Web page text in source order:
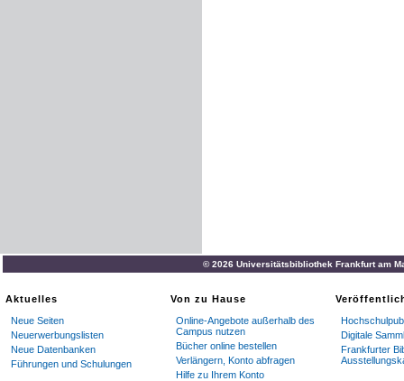
© 2026 Universitätsbibliothek Frankfurt am
Aktuelles
Neue Seiten
Neuerwerbungslisten
Neue Datenbanken
Führungen und Schulungen
Von zu Hause
Online-Angebote außerhalb des
Campus nutzen
Bücher online bestellen
Verlängern, Konto abfragen
Hilfe zu Ihrem Konto
Digitale
Frankfurter